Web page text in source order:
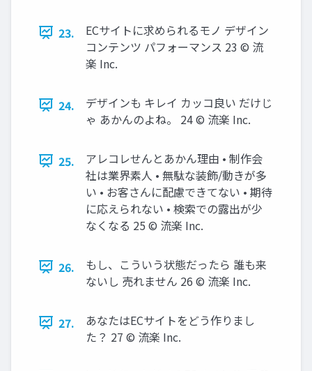
23.
ECサイトに求められるモノ デザイン
コンテンツ パフォーマンス 23 © 流
楽 Inc.
24.
デザインも キレイ カッコ良い だけじ
ゃ あかんのよね。 24 © 流楽 Inc.
25.
アレコレせんとあかん理由 • 制作会
社は業界素人 • 無駄な装飾/動きが多
い • お客さんに配慮できてない • 期待
に応えられない • 検索での露出が少
なくなる 25 © 流楽 Inc.
26.
もし、こういう状態だったら 誰も来
ないし 売れません 26 © 流楽 Inc.
27.
あなたはECサイトをどう作りまし
た？ 27 © 流楽 Inc.